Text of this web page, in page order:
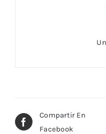
Compartir En
Facebook